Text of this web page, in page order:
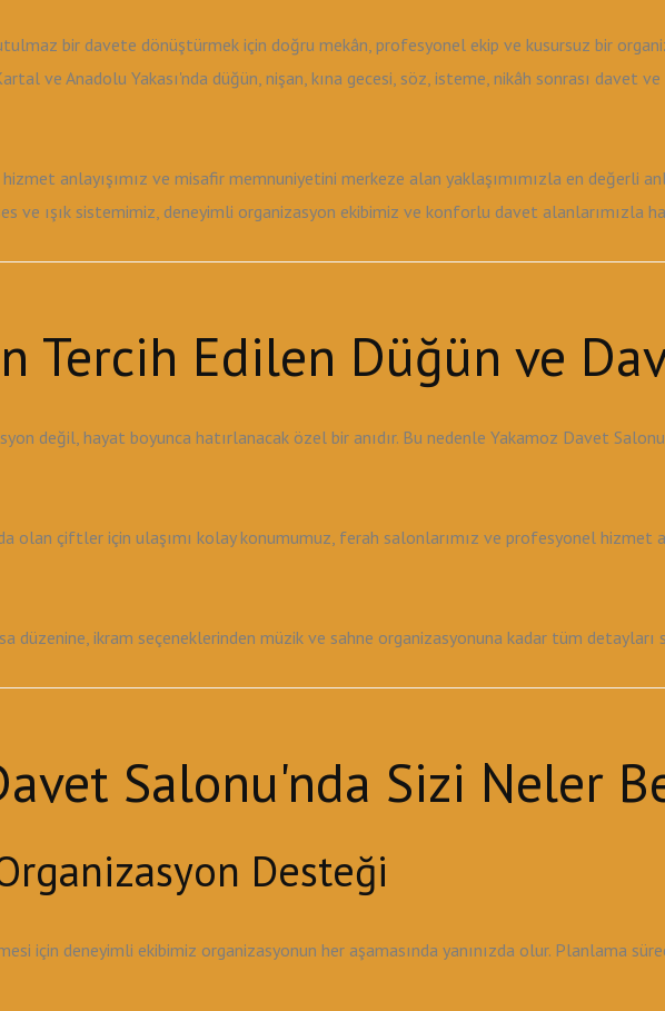
bir davete dönüştürmek için doğru mekân, profesyonel ekip ve kusursuz bir
ve Anadolu Yakası'nda düğün, nişan, kına gecesi, söz, isteme, nikâh sonrası davet
anlayışımız ve misafir memnuniyetini merkeze alan yaklaşımımızla en değerli
ve ışık sistemimiz, deneyimli organizasyon ekibimiz ve konforlu davet alanlarımızla
Tercih Edilen Düğün ve
değil, hayat boyunca hatırlanacak özel bir anıdır. Bu nedenle Yakamoz Davet
olan çiftler için ulaşımı kolay konumumuz, ferah salonlarımız ve profesyonel
düzenine, ikram seçeneklerinden müzik ve sahne organizasyonuna kadar tüm
Salonu'nda Sizi Neler
Desteği
için deneyimli ekibimiz organizasyonun her aşamasında yanınızda olur. Planlama